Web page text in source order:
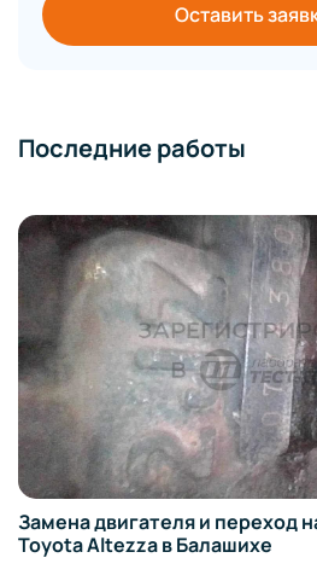
Оставить
Последние работы
Замена двигателя и переход
Toyota Altezza в Балашихе